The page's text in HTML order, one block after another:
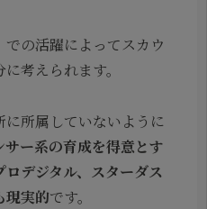
の活躍によってスカウ
考えられます。
所属していないように
サー系の育成を得意とす
デジタル、スターダス
現実的です。